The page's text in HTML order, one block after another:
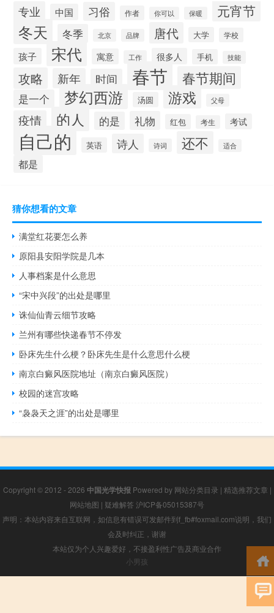
专业 中国 习俗 作者 你可以 保暖 元宵节
冬天 冬季 北京 品牌 唐代 大学 学校
孩子 宋代 寓意 工作 很多人 手机 技能
攻略 新年 时间 春节 春节期间
是一个 梦幻西游 汤圆 游戏 父母
疫情 的人 的是 礼物 红包 考生 考试
自己的 英语 诗人 诗词 还不 适合
都是
猜你想看的文章
满堂红花要怎么养
原阳县安阳学院是几本
人事档案是什么意思
“宋中兴段”的出处是哪里
诛仙仙青云细节攻略
兰州有哪些快递春节不停发
卧床先生什么梗？卧床先生是什么意思什么梗
南京白癜风医院地址（南京白癜风医院）
校园的迷宫攻略
“袅袅天之涯”的出处是哪里
Copyright © 2012 - 2026 中国光学快报 Powered by 网站分类目录 | 精选推荐文章 |
网站地图 | 疑难解答 沪ICP备05015387号
声明：本站内容来自互联网，如信息有错误可发邮件到f_fb#foxmail.com说明，我们
会及时纠正，谢谢
本站仅为个人兴趣爱好，不接盈利性广告及商业合作
小男孩